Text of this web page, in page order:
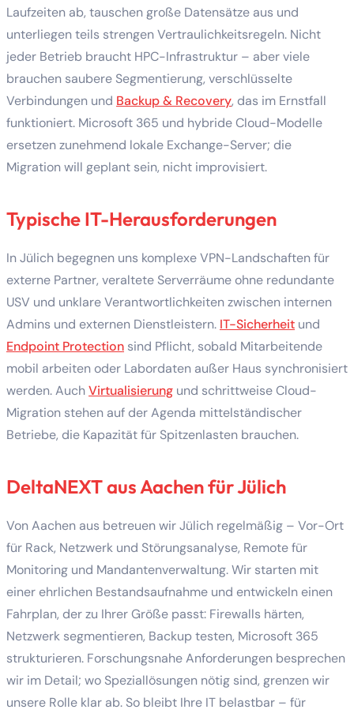
Laufzeiten ab, tauschen große Datensätze aus und
unterliegen teils strengen Vertraulichkeitsregeln. Nicht
jeder Betrieb braucht HPC-Infrastruktur – aber viele
brauchen saubere Segmentierung, verschlüsselte
Verbindungen und Backup & Recovery, das im Ernstfall
funktioniert. Microsoft 365 und hybride Cloud-Modelle
ersetzen zunehmend lokale Exchange-Server; die
Migration will geplant sein, nicht improvisiert.
Typische IT-Herausforderungen
In Jülich begegnen uns komplexe VPN-Landschaften für
externe Partner, veraltete Serverräume ohne redundante
USV und unklare Verantwortlichkeiten zwischen internen
Admins und externen Dienstleistern. IT-Sicherheit und
Endpoint Protection sind Pflicht, sobald Mitarbeitende
mobil arbeiten oder Labordaten außer Haus synchronisiert
werden. AuchVirtualisierung und schrittweise Cloud-
Migration stehen auf der Agenda mittelständischer
Betriebe, die Kapazität für Spitzenlasten brauchen.
DeltaNEXT aus Aachen für Jülich
Von Aachen aus betreuen wir Jülich regelmäßig – Vor-Ort
für Rack, Netzwerk und Störungsanalyse, Remote für
Monitoring und Mandantenverwaltung. Wir starten mit
einer ehrlichen Bestandsaufnahme und entwickeln einen
Fahrplan, der zu Ihrer Größe passt: Firewalls härten,
Netzwerk segmentieren, Backup testen, Microsoft 365
strukturieren. Forschungsnahe Anforderungen besprechen
wir im Detail; wo Speziallösungen nötig sind, grenzen wir
unsere Rolle klar ab. So bleibt Ihre IT belastbar – für